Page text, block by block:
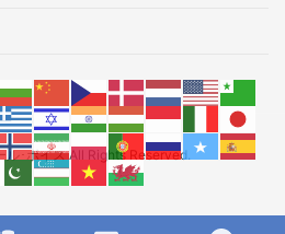
･ボイス All Rights Reserved.